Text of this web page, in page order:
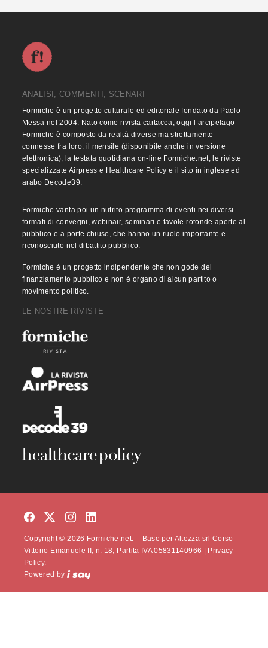
ANALISI, COMMENTI, SCENARI
Formiche è un progetto culturale ed editoriale fondato da Paolo
Messa nel 2004. Nato come rivista cartacea, oggi l’arcipelago
Formiche è composto da realtà diverse ma strettamente
connesse fra loro: il mensile (disponibile anche in versione
elettronica), la testata quotidiana on-line Formiche.net, le riviste
specializzate Airpress e Healthcare Policy e il sito in inglese ed
arabo Decode39.
Formiche vanta poi un nutrito programma di eventi nei diversi
formati di convegni, webinair, seminari e tavole rotonde aperte al
pubblico e a porte chiuse, che hanno un ruolo importante e
riconosciuto nel dibattito pubblico.
Formiche è un progetto indipendente che non gode del
finanziamento pubblico e non è organo di alcun partito o
movimento politico.
LE NOSTRE RIVISTE
Copyright © 2026 Formiche.net. – Base per Altezza srl Corso
Vittorio Emanuele II, n. 18, Partita IVA 05831140966 |
Privacy
Policy.
Powered by